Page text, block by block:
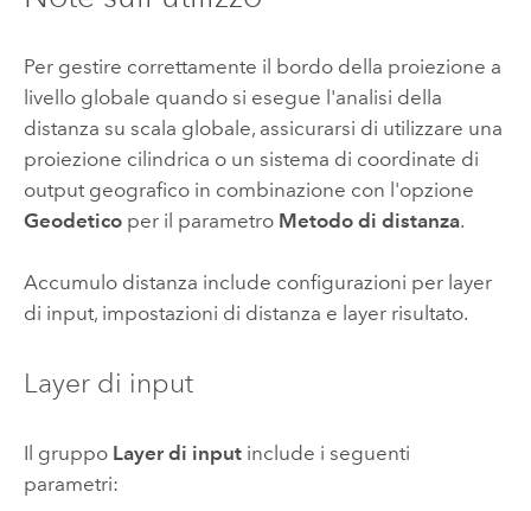
Per gestire correttamente il bordo della proiezione a
livello globale quando si esegue l'analisi della
distanza su scala globale, assicurarsi di utilizzare una
proiezione cilindrica o un sistema di coordinate di
output geografico in combinazione con l'opzione
Geodeticoper il parametro Metodo di distanza.
Accumulo distanza include configurazioni per layer
di input, impostazioni di distanza e layer risultato.
Layer di input
Il gruppo Layer di inputinclude i seguenti
parametri: